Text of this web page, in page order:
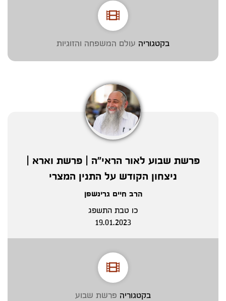
בקטגוריה עולם המשפחה והזוגיות
פרשת שבוע לאור הראי"ה | פרשת וארא |
ניצחון הקודש על התנין המצרי
הרב חיים גרינשפן
כו טבת התשפג
19.01.2023
בקטגוריה פרשת שבוע